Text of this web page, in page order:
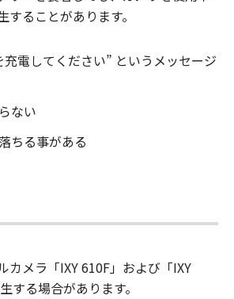
することがあります。
充電してください” というメッセージ
ない
ちる事がある
カメラ「IXY 610F」および「IXY
する場合があります。